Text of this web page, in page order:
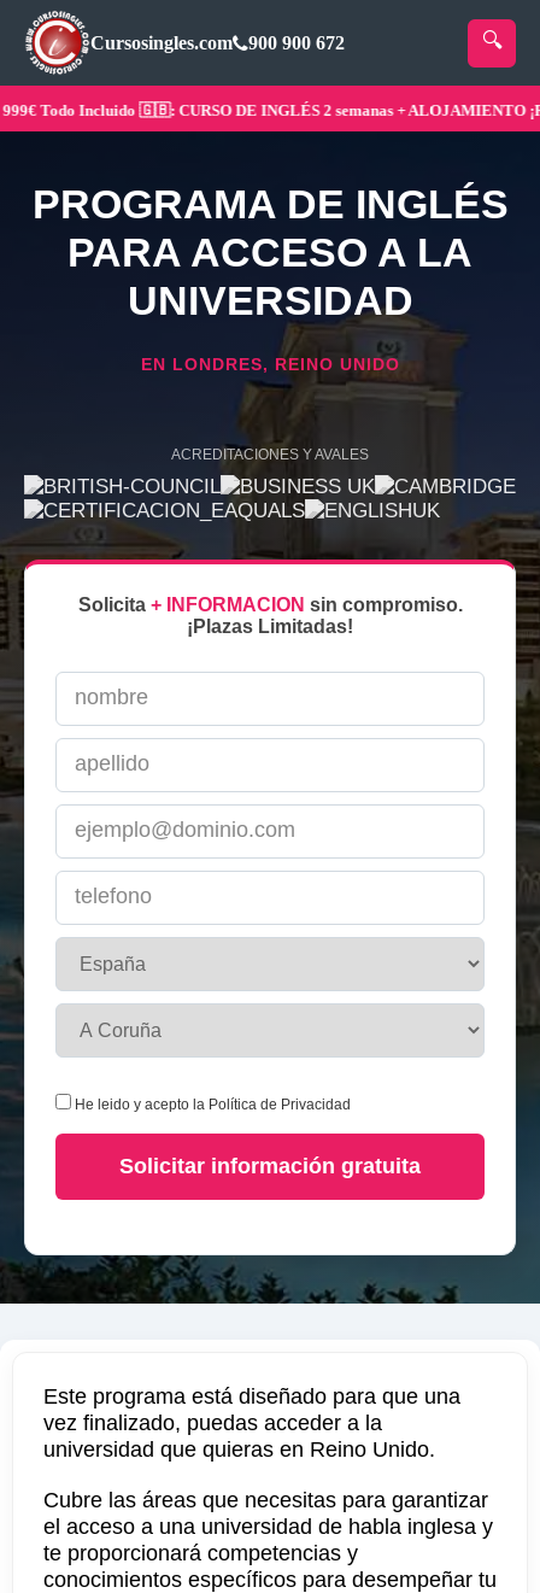
Cursosingles.com 900 900 672
Todo Incluido 🇬🇧: CURSO DE INGLÉS 2 semanas + ALOJAMIENTO
PROGRAMA DE INGLÉS
PARA ACCESO A LA
UNIVERSIDAD
EN LONDRES, REINO UNIDO
ACREDITACIONES Y AVALES
Solicita + INFORMACION sin compromiso.
¡Plazas Limitadas!
He leido y acepto la Política de Privacidad
Solicitar información gratuita
Este programa está diseñado para que una
vez finalizado, puedas acceder a la
universidad que quieras en Reino Unido.
Cubre las áreas que necesitas para garantizar
el acceso a una universidad de habla inglesa y
te proporcionará competencias y
conocimientos específicos para desempeñar tu